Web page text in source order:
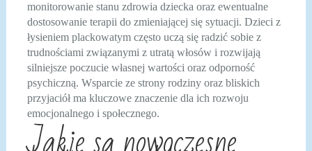
monitorowanie stanu zdrowia dziecka oraz ewentualne
dostosowanie terapii do zmieniającej się sytuacji. Dzieci z
łysieniem plackowatym często uczą się radzić sobie z
trudnościami związanymi z utratą włosów i rozwijają
silniejsze poczucie własnej wartości oraz odporność
psychiczną. Wsparcie ze strony rodziny oraz bliskich
przyjaciół ma kluczowe znaczenie dla ich rozwoju
emocjonalnego i społecznego.